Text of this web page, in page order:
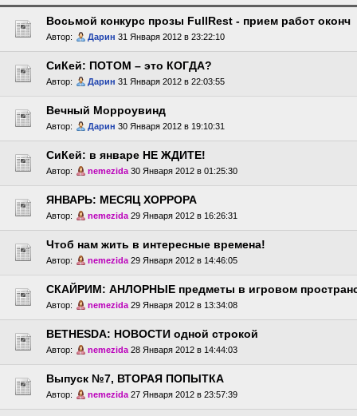
Восьмой конкурс прозы FullRest - прием работ оконч
Автор: Дарин 31 Января 2012 в 23:22:10
СиКей: ПОТОМ – это КОГДА?
Автор: Дарин 31 Января 2012 в 22:03:55
Вечный Морроувинд
Автор: Дарин 30 Января 2012 в 19:10:31
СиКей: в январе НЕ ЖДИТЕ!
Автор: nemezida 30 Января 2012 в 01:25:30
ЯНВАРЬ: МЕСЯЦ ХОРРОРА
Автор: nemezida 29 Января 2012 в 16:26:31
Чтоб нам жить в интересные времена!
Автор: nemezida 29 Января 2012 в 14:46:05
СКАЙРИМ: АНЛОРНЫЕ предметы в игровом
Автор: nemezida 29 Января 2012 в 13:34:08
BETHESDA: НОВОСТИ одной строкой
Автор: nemezida 28 Января 2012 в 14:44:03
Выпуск №7, ВТОРАЯ ПОПЫТКА
Автор: nemezida 27 Января 2012 в 23:57:39